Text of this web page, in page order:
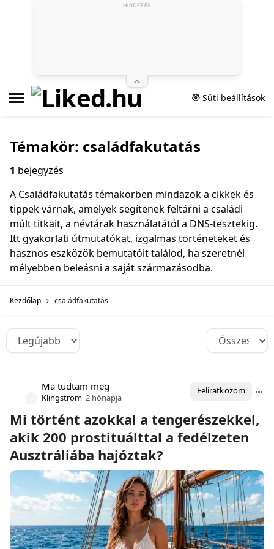
Süti beállítások
Témakör: családfakutatás
1 bejegyzés
A Családfakutatás témakörben mindazok a cikkek és
tippek várnak, amelyek segítenek feltárni a családi
múlt titkait, a névtárak használatától a DNS‑tesztekig.
Itt gyakorlati útmutatókat, izgalmas történeteket és
hasznos eszközök bemutatóit találod, ha szeretnél
mélyebben beleásni a saját származásodba.
Kezdőlap családfakutatás
Ma tudtam meg
Klingstrom 2 hónapja
Feliratkozom
Mi történt azokkal a tengerészekkel,
akik 200 prostituálttal a fedélzeten
Ausztráliába hajóztak?
HIRDETÉS